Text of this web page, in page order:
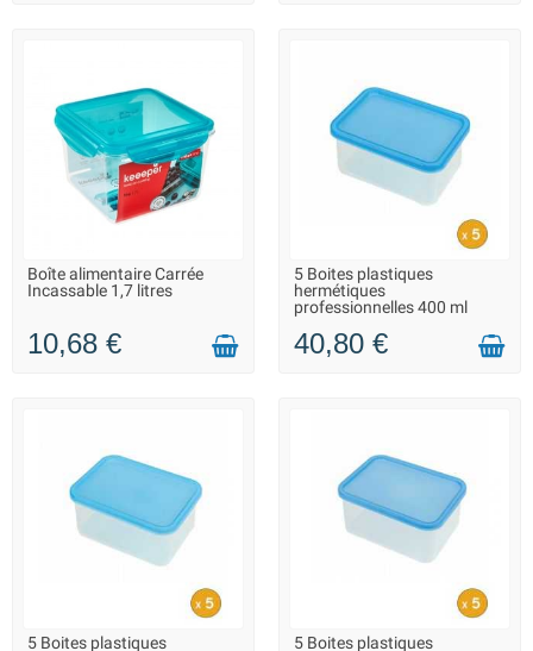
LIVRAISON 2 À 3 JOURS
Boîte alimentaire Carrée
Incassable 1,7 litres
10,68 €
EN STOCK - REPRISE DES
EXPÉDITIONS À PARTIR DU 20
AOÛT
5 Boites plastiques
hermétiques
professionnelles 400 ml
40,80 €
EN STOCK - REPRISE DES
5 Boites plastiques
EN STOCK - REPRISE DES
5 Boites plastiques